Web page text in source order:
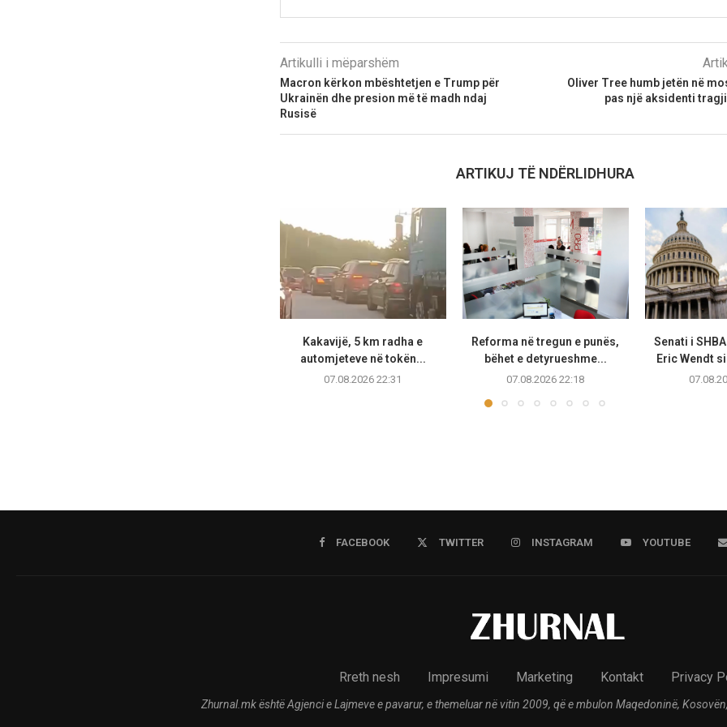
Artikulli i mëparshëm
Macron kërkon mbështetjen e Trump për
Ukrainën dhe presion më të madh ndaj
Rusisë
Oliver Tree humb jetën në
pas një aksidenti
ARTIKUJ TË NDËRLIDHURA
Kakavijë, 5 km radha e
automjeteve në tokën...
07.08.2026 22:31
Reforma në tregun e punës,
bëhet e detyrueshme...
07.08.2026 22:18
Senati i
Eric Wendt
FACEBOOK TWITTER INSTAGRAM YOUTUBE
Rreth nesh Impresumi Marketing Kontakt Privacy
Zhurnal.mk është Agjenci e Lajmeve e pavarur, e themeluar në vitin 2009, që e mbulon Maqedoninë,